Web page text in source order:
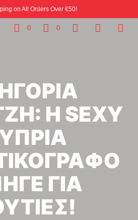
on All Orders Over €50!
0 0
Η SEXY
ΓΙΑ